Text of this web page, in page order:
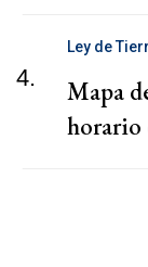
4.
Ley de
Mapa
horario